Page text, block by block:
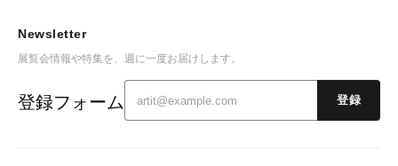
Newsletter
展覧会情報や特集を、週に一度お届けします。
登録フォーム 登録